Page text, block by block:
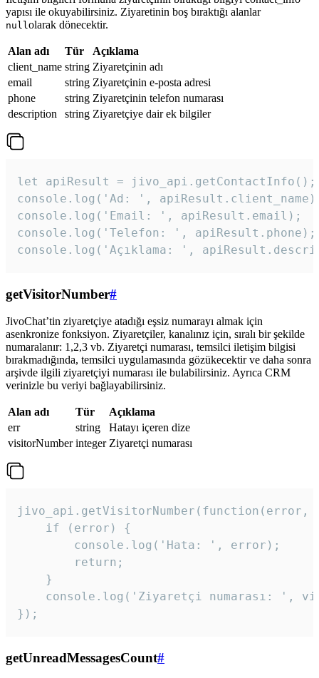
yapısı ile okuyabilirsiniz. Ziyaretinin boş bıraktığı alanlar
null olarak dönecektir.
Alan adı Tür
Açıklama
client_name string Ziyaretçinin adı
email
string Ziyaretçinin e-posta adresi
phone
string Ziyaretçinin telefon numarası
description
string Ziyaretçiye dair ek bilgiler
let apiResult = jivo_api.getContactInfo();
console.log('Ad: ',
console.log('Email: ', apiResult.email);
console.log('Telefon: ', apiResult.phone);
console.log('Açıklama: ',
getVisitorNumber#
JivoChat’tin ziyaretçiye atadığı eşsiz numarayı almak için
asenkronize fonksiyon. Ziyaretçiler, kanalınız için, sıralı bir şekilde
numaralanır: 1,2,3 vb. Ziyaretçi numarası, temsilci iletişim bilgisi
bırakmadığında, temsilci uygulamasında gözükecektir ve daha sonra
arşivde ilgili ziyaretçiyi numarası ile bulabilirsiniz. Ayrıca CRM
verinizle bu veriyi bağlayabilirsiniz.
Alan adı Tür
Açıklama
err
string
Hatayı içeren dize
visitorNumber integer Ziyaretçi numarası
jivo_api.getVisitorNumber(function(error,
    if (error) {
        console.log('Hata: ', error);
        return;
    }
console.log('Ziyaretçi numarası: ',
});
getUnreadMessagesCount#